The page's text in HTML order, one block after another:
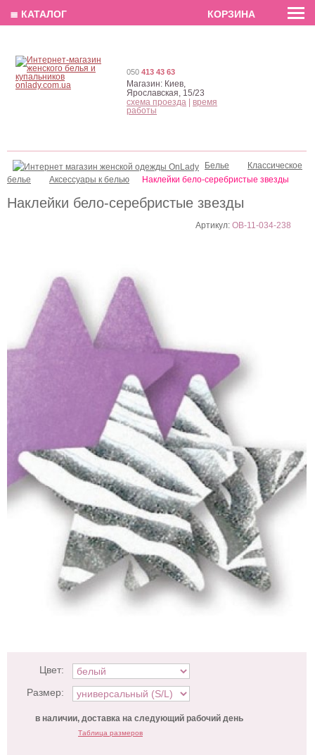
EN РУС
Наклейки бело-серебристые звезды
Артикул:OB-11-034-238
Цвет:
Размер:
в наличии, доставка на следующий рабочий день
Таблица размеров
Белье
Классическое
белье
Аксессуары к белью Наклейки бело-серебристые звезды
050 413 43 63
Магазин: Киев,
Ярославская, 15/23
схема проезда
время
работы
≣ КАТАЛОГ КОРЗИНА